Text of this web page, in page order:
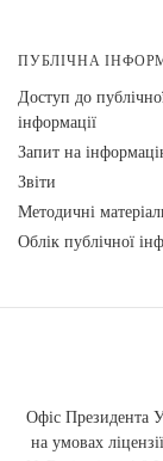
ПУБЛІЧНА
Доступ до
інформації
Запит на
Звіти
Методичні
Облік публічної
Офіс Президента
на умовах ліцензії